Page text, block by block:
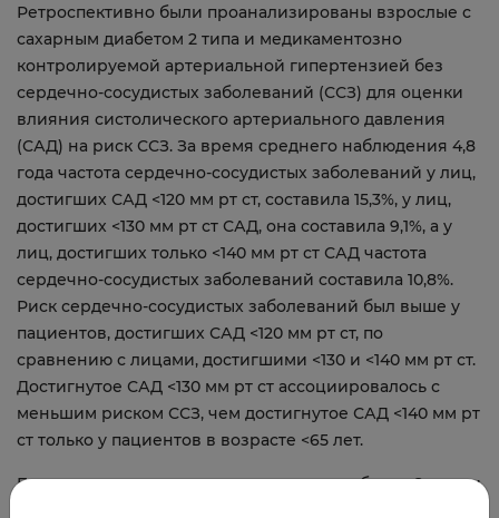
Ретроспективно были проанализированы взрослые с
сахарным диабетом 2 типа и медикаментозно
контролируемой артериальной гипертензией без
сердечно-сосудистых заболеваний (ССЗ) для оценки
влияния систолического артериального давления
(САД) на риск ССЗ. За время среднего наблюдения 4,8
года частота сердечно-сосудистых заболеваний у лиц,
достигших САД <120 мм рт ст, составила 15,3%, у лиц,
достигших <130 мм рт ст САД, она составила 9,1%, а у
лиц, достигших только <140 мм рт ст САД частота
сердечно-сосудистых заболеваний составила 10,8%.
Риск сердечно-сосудистых заболеваний был выше у
пациентов, достигших САД <120 мм рт ст, по
сравнению с лицами, достигшими <130 и <140 мм рт ст.
Достигнутое САД <130 мм рт ст ассоциировалось с
меньшим риском ССЗ, чем достигнутое САД <140 мм рт
ст только у пациентов в возрасте <65 лет.
Большинство пациентов с сахарным диабетом 2 типа и